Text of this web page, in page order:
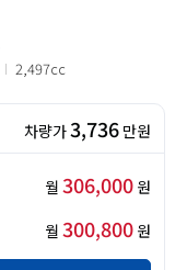
2,497cc
차량가3,736 만원
월 306,000 원
월 300,800 원